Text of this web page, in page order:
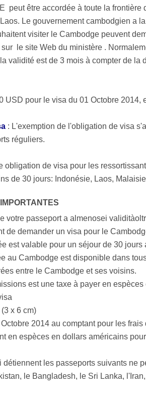
peut être accordée à toute la
Le gouvernement cambodgien a
visiter le Cambodge peuvent
le site Web du ministère .
validité est de 3 mois à compter de la
USD pour le visa du 01 Octobre
: L'exemption de l'obligation de visa
réguliers.
obligation de visa pour les
de 30 jours: Indonésie, Laos,
votre passeport a almenosei
de demander un visa pour le
est valable pour un séjour de 30
au Cambodge est disponible dans
entre le Cambodge et ses voisins.
est une taxe à payer en
(3 x 6 cm)
2014 au comptant pour les
en espèces en dollars américains
détiennent les passeports suivants ne
le Bangladesh, le Sri Lanka,